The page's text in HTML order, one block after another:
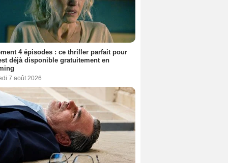
4 épisodes : ce thriller parfait pour
est déjà disponible gratuitement en
7 août 2026